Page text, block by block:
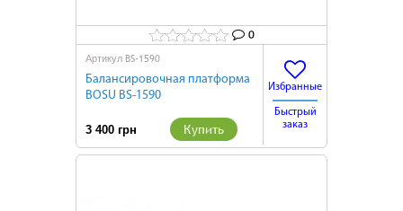
0
Артикул BS-1590
Балансировочная платформа
BOSU BS-1590
3 400 грн Купить
Избранные
Быстрый
заказ